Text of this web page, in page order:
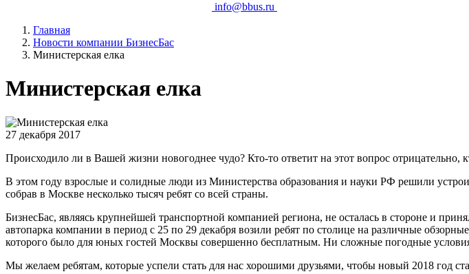
info@bbus.ru
Главная
Новости компании БизнесБас
Министерская елка
Министерская елка
27 декабря 2017
Происходило ли в Вашей жизни новогоднее чудо? Кто-то ответит на этот вопрос отрицательно,
В этом году взрослые и солидные люди из Министерства образования и науки РФ решили
собрав в Москве несколько тысяч ребят со всей страны.
БизнесБас, являясь крупнейшей транспортной компанией региона, не осталась в стороне и
автопарка компании в период с 25 по 29 декабря возили ребят по столице на различные
которого было для юных гостей Москвы совершенно бесплатным. Ни сложные погодные
Мы желаем ребятам, которые успели стать для нас хорошими друзьями, чтобы новый 2018 год